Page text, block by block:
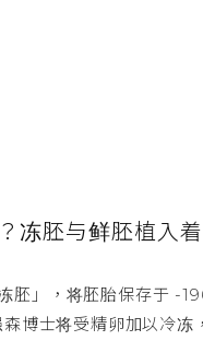
冻胚与鲜胚植入
胚」，将胚胎保存于 -
博士将受精卵加以冷